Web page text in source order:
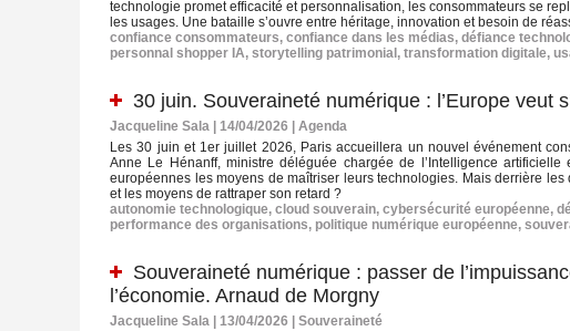
technologie promet efficacité et personnalisation, les consommateurs se
les usages. Une bataille s’ouvre entre héritage, innovation et besoin de
confiance consommateurs, confiance dans les médias, défiance
personnal shopper IA, storytelling patrimonial , transformation digitale,
30 juin. Souveraineté numérique : l’Europe veut
Jacqueline Sala | 14/04/2026
Agenda
Les 30 juin et 1er juillet 2026, Paris accueillera un nouvel événement
Anne Le Hénanff, ministre déléguée chargée de l’Intelligence
européennes les moyens de maîtriser leurs technologies. Mais derrière
et les moyens de rattraper son retard ?
autonomie technologique, cloud souverain, cybersécurité européenne,
performance des organisations, politique numérique européenne,
Souveraineté numérique : passer de
l’économie. Arnaud de Morgny
Jacqueline Sala | 13/04/2026
Souveraineté